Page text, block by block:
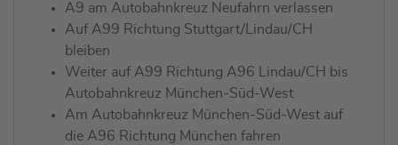
A9 am Autobahnkreuz Neufahrn verlassen
Auf A99 Richtung Stuttgart/Lindau/CH
bleiben
Weiter auf A99 Richtung A96 Lindau/CH bis
Autobahnkreuz München-Süd-West
Am Autobahnkreuz München-Süd-West auf
die A96 Richtung München fahren